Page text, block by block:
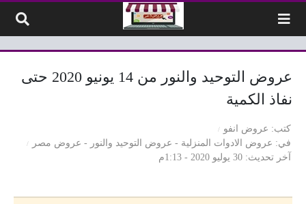
عروض التوحيد والنور من 14 يونيو 2020 حتى
نفاذ الكمية
كتب
عروض انفو
في
عروض الادوات المنزلية - عروض التوحيد والنور - عروض مصر
آخر تحديث 30 يوليو 2020 - 1:13م